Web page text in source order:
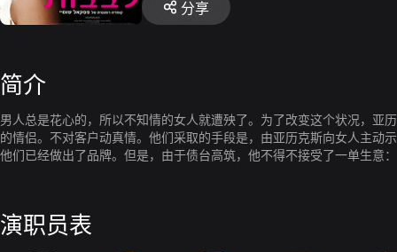
分享
简介
男人总是花心的，所以不知情的女人就遭殃了。为了改变这个状况，亚
的情侣。不对客户动真情。他们采取的手段是，由亚历克斯向女人主动
他们已经做出了品牌。但是，由于债台高筑，他不得不接受了一单生意
演职员表